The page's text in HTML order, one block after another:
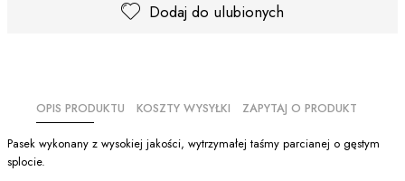
Dodaj do ulubionych
OPIS PRODUKTU KOSZTY WYSYŁKI ZAPYTAJ O PRODUKT
Pasek wykonany z wysokiej jakości, wytrzymałej taśmy parcianej o gęstym
splocie.